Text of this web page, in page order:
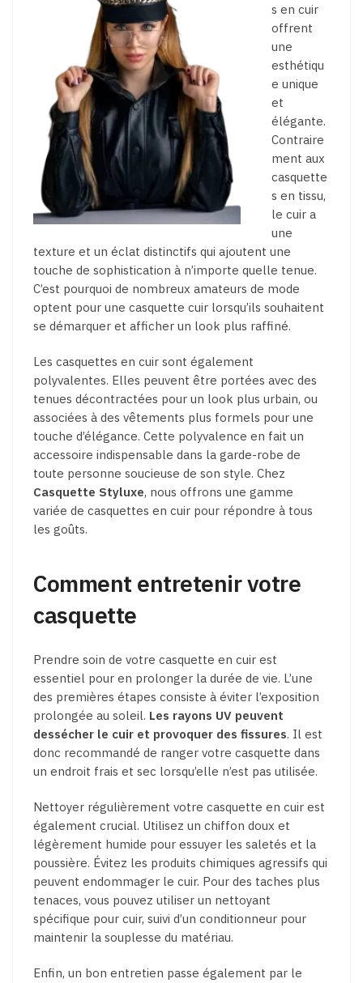
s en cuir
offrent
une
esthétiqu
e unique
et
élégante.
Contraire
ment aux
casquette
s en tissu,
le cuir a
une
texture et un éclat distinctifs qui ajoutent une
touche de sophistication à n’importe quelle tenue.
C’est pourquoi de nombreux amateurs de mode
optent pour une casquette cuir lorsqu’ils souhaitent
se démarquer et afficher un look plus raffiné.
Les casquettes en cuir sont également
polyvalentes. Elles peuvent être portées avec des
tenues décontractées pour un look plus urbain, ou
associées à des vêtements plus formels pour une
touche d’élégance. Cette polyvalence en fait un
accessoire indispensable dans la garde-robe de
toute personne soucieuse de son style. Chez
Casquette Styluxe, nous offrons une gamme
variée de casquettes en cuir pour répondre à tous
les goûts.
Comment entretenir votre
casquette
Prendre soin de votre casquette en cuir est
essentiel pour en prolonger la durée de vie. L’une
des premières étapes consiste à éviter l’exposition
prolongée au soleil. Les rayons UV peuvent
dessécher le cuir et provoquer des fissures. Il est
donc recommandé de ranger votre casquette dans
un endroit frais et sec lorsqu’elle n’est pas utilisée.
Nettoyer régulièrement votre casquette en cuir est
également crucial. Utilisez un chiffon doux et
légèrement humide pour essuyer les saletés et la
poussière. Évitez les produits chimiques agressifs qui
peuvent endommager le cuir. Pour des taches plus
tenaces, vous pouvez utiliser un nettoyant
spécifique pour cuir, suivi d’un conditionneur pour
maintenir la souplesse du matériau.
Enfin, un bon entretien passe également par le